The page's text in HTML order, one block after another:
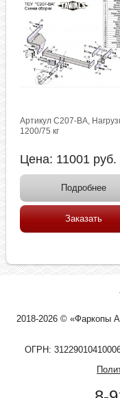
Артикул C207-BA,
1200/75 кг
Цена: 11001 руб.
Подробнее
Заказать
2018-2026 © «Фаркопы
ОГРН: